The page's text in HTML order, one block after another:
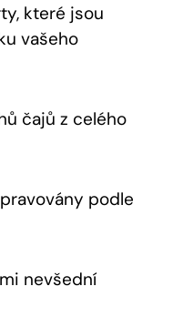
které jsou
vašeho
čajů z celého
podle
nevšední